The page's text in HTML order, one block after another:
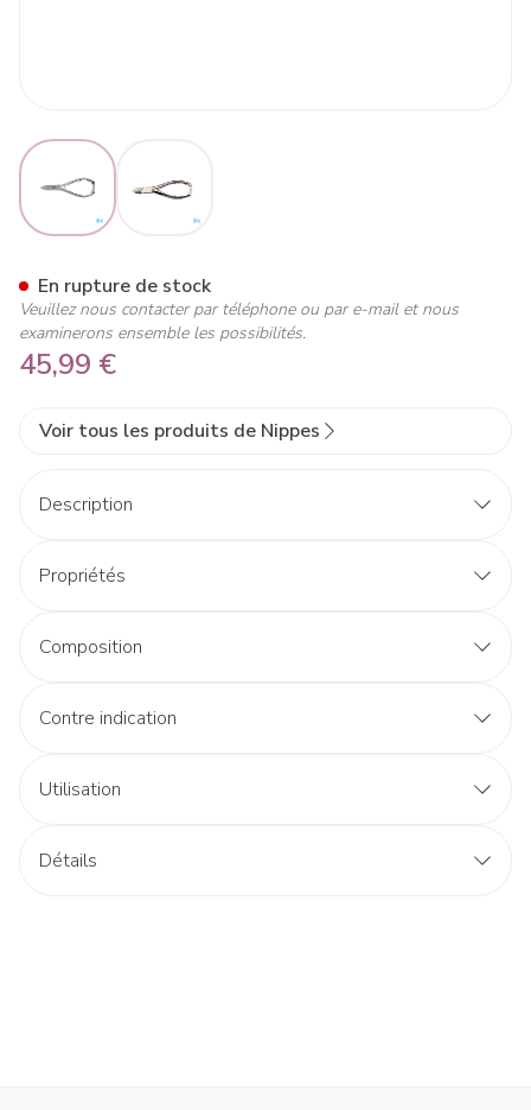
View larger image
45,99 €
En rupture de stock
Veuillez nous contacter par téléphone ou par e-mail et nous
examinerons ensemble les possibilités.
Voir tous les produits de Nippes
Description
Propriétés
Composition
Contre indication
Utilisation
Détails